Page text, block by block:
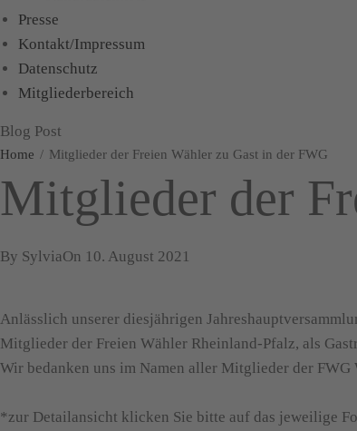
Presse
Kontakt/Impressum
Datenschutz
Mitgliederbereich
Blog Post
Home Mitglieder der Freien Wähler zu Gast in der FWG
Mitglieder der
By SylviaOn 10. August 2021
Anlässlich unserer diesjährigen
Mitglieder der Freien Wähler Rheinland-Pfalz, als
Wir bedanken uns im Namen aller Mitglieder der
*zur Detailansicht klicken Sie bitte auf das jeweilige